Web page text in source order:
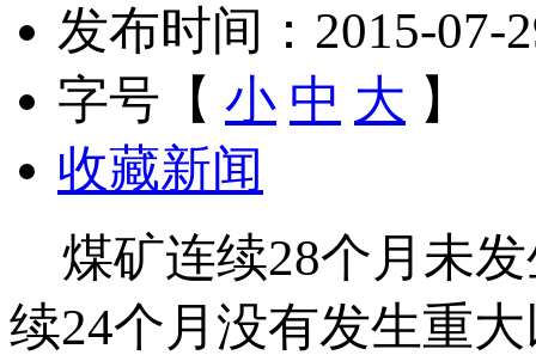
发布时间：2015-07-
字号【 小 中 大 】
收藏新闻
煤矿连续28个月未发
续24个月没有发生重